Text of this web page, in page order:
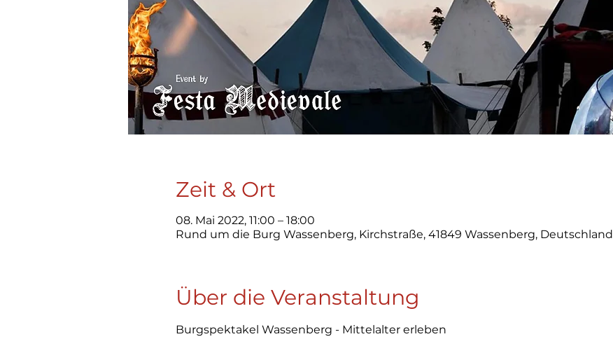
Zeit & Ort
08. Mai 2022, 11:00 – 18:00
Rund um die Burg Wassenberg, Kirchstraße, 41849 Wassenberg, Deutschland
Über die Veranstaltung
Burgspektakel Wassenberg - Mittelalter erleben